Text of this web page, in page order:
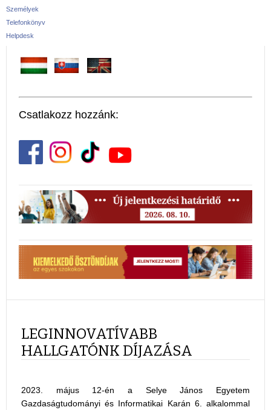
Személyek
Telefonkönyv
Helpdesk
Csatlakozz hozzánk:
LEGINNOVATÍVABB
HALLGATÓNK DÍJAZÁSA
2023. május 12-én a Selye János Egyetem
Gazdaságtudományi és Informatikai Karán 6. alkalommal